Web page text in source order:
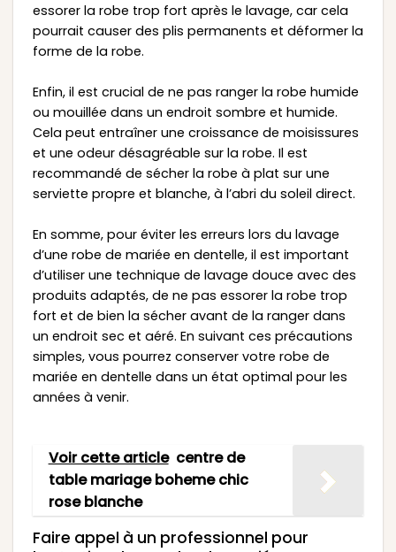
essorer la robe trop fort après le lavage, car cela
pourrait causer des plis permanents et déformer la
forme de la robe.
Enfin, il est crucial de ne pas ranger la robe humide
ou mouillée dans un endroit sombre et humide.
Cela peut entraîner une croissance de moisissures
et une odeur désagréable sur la robe. Il est
recommandé de sécher la robe à plat sur une
serviette propre et blanche, à l’abri du soleil direct.
En somme, pour éviter les erreurs lors du lavage
d’une robe de mariée en dentelle, il est important
d’utiliser une technique de lavage douce avec des
produits adaptés, de ne pas essorer la robe trop
fort et de bien la sécher avant de la ranger dans
un endroit sec et aéré. En suivant ces précautions
simples, vous pourrez conserver votre robe de
mariée en dentelle dans un état optimal pour les
années à venir.
Voir cette article centre de
table mariage boheme chic
rose blanche
Faire appel à un professionnel pour